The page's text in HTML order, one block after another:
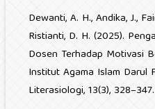
Dewanti, A. H., Andika, J.,
Ristianti, D. H. (2025).
Dosen Terhadap Motivasi
Institut Agama Islam Darul
Literasiologi, 13(3), 328–347.